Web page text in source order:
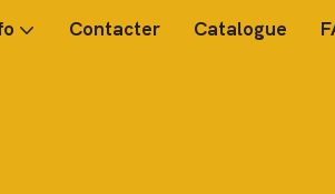
Contacter Catalogue